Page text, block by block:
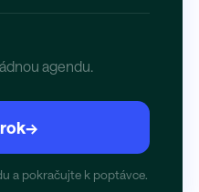
agendu.
→
a pokračujte k poptávce.